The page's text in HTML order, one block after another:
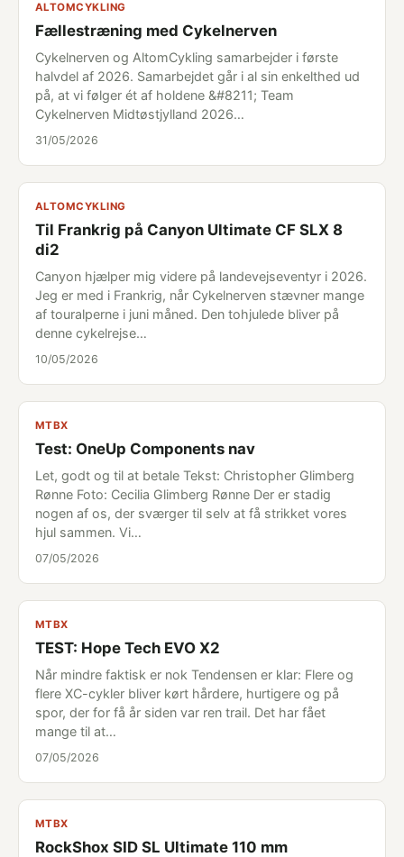
ALTOMCYKLING
Fællestræning med Cykelnerven
Cykelnerven og AltomCykling samarbejder i første
halvdel af 2026. Samarbejdet går i al sin enkelthed ud
på, at vi følger ét af holdene &#8211; Team
Cykelnerven Midtøstjylland 2026…
31/05/2026
ALTOMCYKLING
Til Frankrig på Canyon Ultimate CF SLX 8
di2
Canyon hjælper mig videre på landevejseventyr i 2026.
Jeg er med i Frankrig, når Cykelnerven stævner mange
af touralperne i juni måned. Den tohjulede bliver på
denne cykelrejse…
10/05/2026
MTBX
Test: OneUp Components nav
Let, godt og til at betale Tekst: Christopher Glimberg
Rønne Foto: Cecilia Glimberg Rønne Der er stadig
nogen af os, der sværger til selv at få strikket vores
hjul sammen. Vi…
07/05/2026
MTBX
TEST: Hope Tech EVO X2
Når mindre faktisk er nok Tendensen er klar: Flere og
flere XC-cykler bliver kørt hårdere, hurtigere og på
spor, der for få år siden var ren trail. Det har fået
mange til at…
07/05/2026
MTBX
RockShox SID SL Ultimate 110 mm